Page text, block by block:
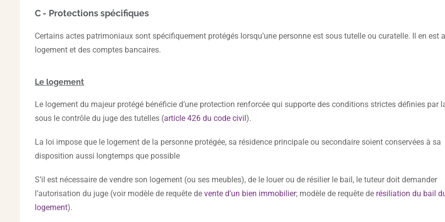
C - Protections spécifiques
Certains actes patrimoniaux sont spécifiquement protégés lorsqu’une personne est sous tutelle ou curatelle. Il en est
logement et des comptes bancaires.
Le logement
Le logement du majeur protégé bénéficie d’une protection renforcée qui supporte des conditions strictes définies par
sous le contrôle du juge des tutelles (article 426 du code civil).
La loi impose que le logement de la personne protégée, sa résidence principale ou secondaire soient conservées à sa
disposition aussi longtemps que possible
S’il est nécessaire de vendre son logement (ou ses meubles), de le louer ou de résilier le bail, le tuteur doit demander
l’autorisation du juge (voir modèle de requête de vente d’un bien immobilier; modèle de requête de résiliation du bail
logement).